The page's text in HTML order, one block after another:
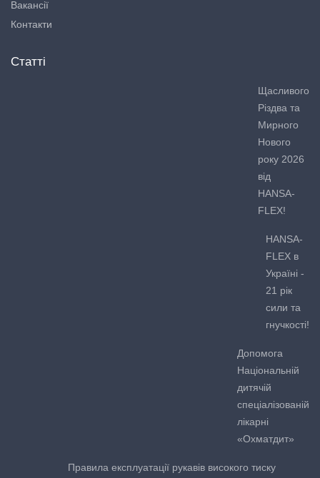
Вакансії
Контакти
Статті
Щасливого
Різдва та
Мирного
Нового
року 2026
від
HANSA-
FLEX!
HANSA-
FLEX в
Україні -
21 рік
сили та
гнучкості!
Допомога
Національній
дитячій
спеціалізованій
лікарні
«Охматдит»
Правила експлуатації рукавів високого тиску